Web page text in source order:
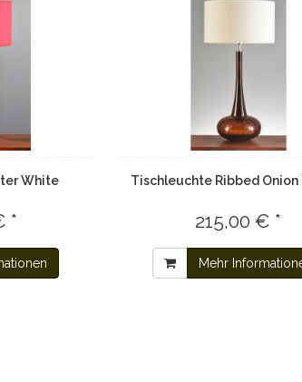
White
*
Tischleuchte Ribbed Onion
215,00 € *
Mehr